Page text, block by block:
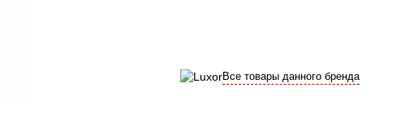
Все товары данного бренда